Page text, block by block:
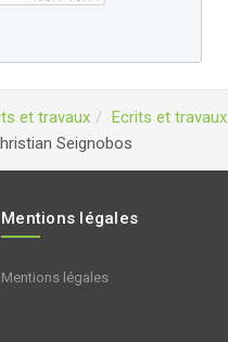
et travaux
Ecrits et travaux
Seignobos
Mentions légales
Mentions légales